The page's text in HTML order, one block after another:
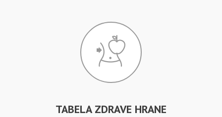
TABELA ZDRAVE HRANE